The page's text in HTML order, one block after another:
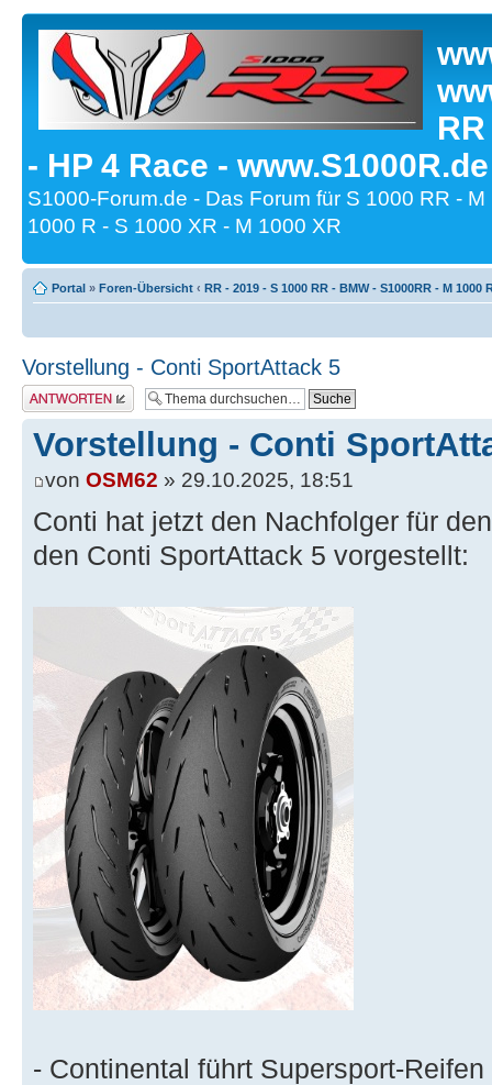
- HP 4 Race -
S1000-Forum.de - Das Forum für S 1000 RR -
1000 R - S 1000 XR - M 1000 XR
Portal » Foren-Übersicht ‹ RR - 2019 - S 1000 RR - BMW - S1000RR - M 1000
Vorstellung - Conti SportAttack 5
Antwort erstellen
Vorstellung - Conti
von OSM62 » 29.10.2025, 18:51
Conti hat jetzt den Nachfolger für
den Conti SportAttack 5 vorgestellt:
- Continental führt Supersport-